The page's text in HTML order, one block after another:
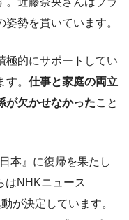
勢を貫いています。
極的にサポートしてい
。 仕事と家庭の両立
が欠かせなかったこと
本』に復帰を果たし
はNHKニュース
が決定しています。